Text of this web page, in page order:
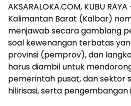
AKSARALOKA.COM, KUBU
Kalimantan Barat (Kalbar)
menjawab secara gamblang
soal kewenangan terbatas
provinsi (pemprov), dan
harus diambil untuk
pemerintah pusat, dan sektor
hilirisasi, serta pengembangan